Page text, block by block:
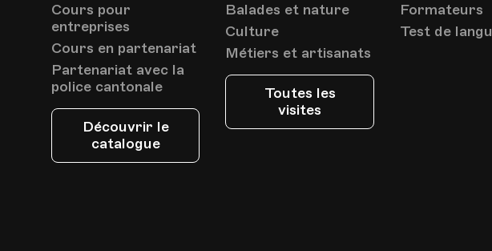
Cours pour
entreprises
Cours en partenariat
Partenariat avec la
police cantonale
Découvrir le
catalogue
Balades et nature
Culture
Métiers et artisanats
Toutes les
visites
Formateurs
Test de